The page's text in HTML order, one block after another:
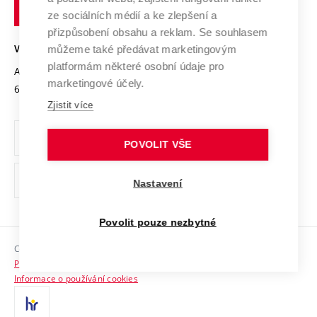
Open Science
Projekty
Projekty ze strukturálních fondů
Specifický výzkum
Mezinárodní dohody
Univerzitní sítě
Podnikavá univerzita / ContriBUTe
Bezpečná univerzita
Vyznamenání
Organizační struktura
Ochrana osobních údajů
odkaz)
Sociální bezpečí
HR Award
Kontakty
technické
VYSOKÉ UČENÍ TECHNICKÉ V BRNĚ
Antonínská 548/1
602 00 Brno
www.vut.cz
vut@vutbr.cz
Copyright © 2026 VUT
Prohlášení o přístupnosti
Informace o používání cookies
ze sociálních médií a ke zlepšení a
přizpůsobení obsahu a reklam. Se souhlasem
můžeme také předávat marketingovým
platformám některé osobní údaje pro
marketingové účely.
Zjistit více
POVOLIT VŠE
Nastavení
Povolit pouze nezbytné